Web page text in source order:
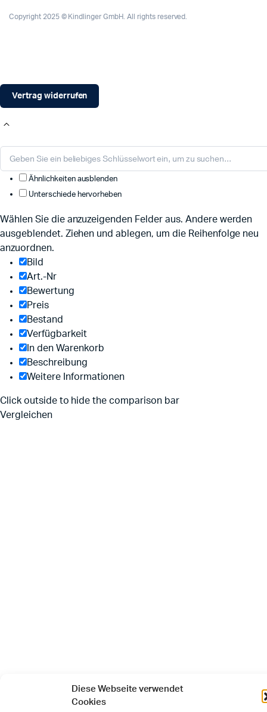
Diese Webseite verwendet
Cookies
Copyright 2025 © Kindlinger GmbH. All rights reserved.
Vertrag widerrufen
Ähnlichkeiten ausblenden
Unterschiede hervorheben
Wählen Sie die anzuzeigenden Felder aus. Andere werden
ausgeblendet. Ziehen und ablegen, um die Reihenfolge neu
anzuordnen.
Bild
Art.-Nr
Bewertung
Preis
Bestand
Verfügbarkeit
In den Warenkorb
Beschreibung
Weitere Informationen
Click outside to hide the comparison bar
Vergleichen